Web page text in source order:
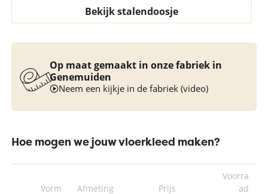
Bekijk stalendoosje
Op maat gemaakt in onze fabriek in
Genemuiden
Neem een kijkje in de fabriek (video)
Hoe mogen we jouw vloerkleed maken?
Vorm Afmeting Prijs
Voorra
ad